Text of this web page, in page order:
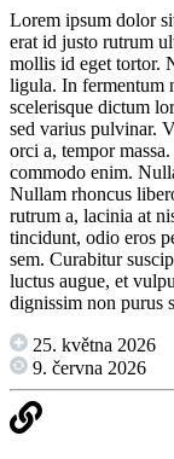
Lorem ipsum dolor
erat id justo rutrum
mollis id eget tortor.
ligula. In fermentum
scelerisque dictum
sed varius pulvinar.
orci a, tempor
commodo enim.
Nullam rhoncus
rutrum a, lacinia at
tincidunt, odio eros
sem. Curabitur
luctus augue, et
dignissim non purus
25. května 2026
9. června 2026